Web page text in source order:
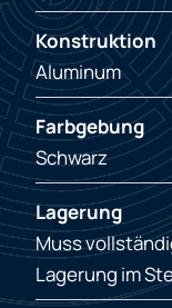
Konstruktion
Aluminum
Farbgebung
Schwarz
Lagerung
Muss
Lagerung im